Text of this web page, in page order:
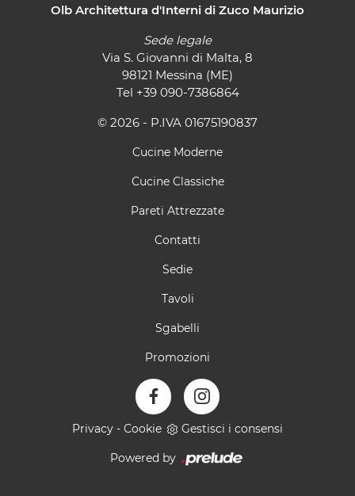
Olb Architettura d'Interni di Zuco Maurizio
Sede legale
Via S. Giovanni di Malta, 8
98121 Messina (ME)
Tel +39 090-7386864
© 2026 - P.IVA 01675190837
Cucine Moderne
Cucine Classiche
Pareti Attrezzate
Contatti
Sedie
Tavoli
Sgabelli
Promozioni
Privacy - Cookie Gestisci i consensi
Powered by